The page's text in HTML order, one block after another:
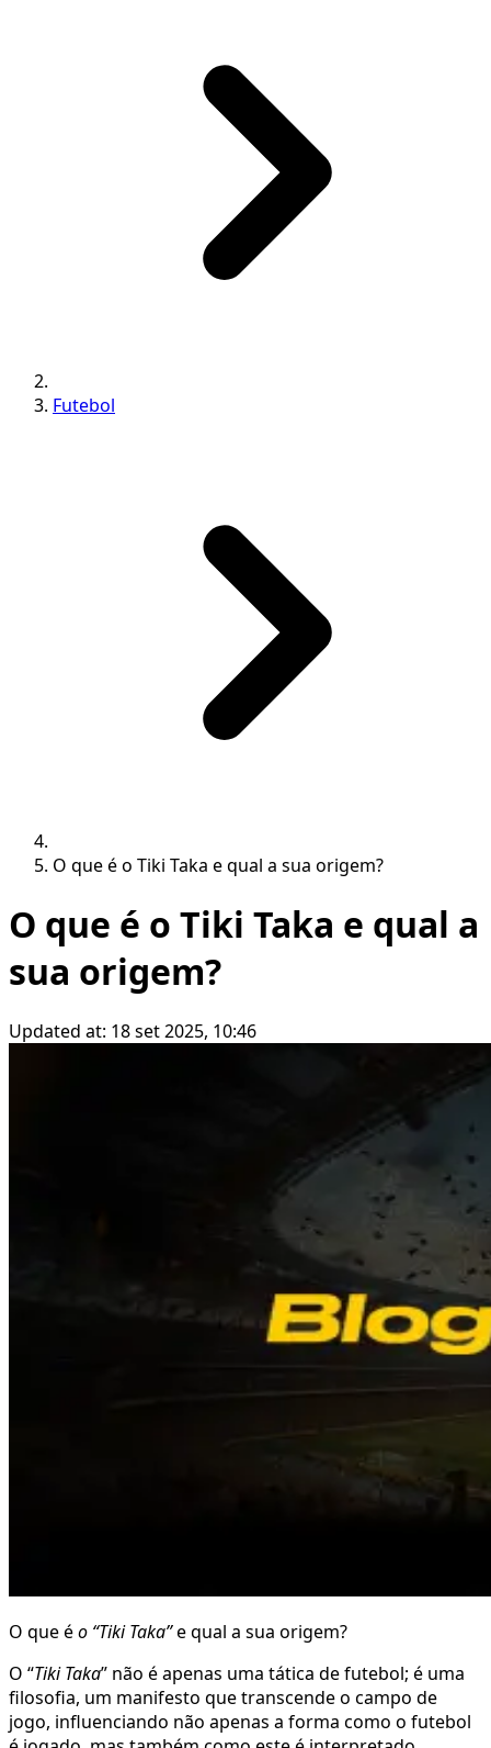
Futebol
O que é o Tiki Taka e qual a sua origem?
O que é o Tiki Taka e qual a
sua origem?
Updated at: 18 set 2025, 10:46
O que éo “Tiki Taka”e qual a sua origem?
O “Tiki Taka” não é apenas uma tática de futebol; é uma
filosofia, um manifesto que transcende o campo de
jogo, influenciando não apenas a forma como o futebol